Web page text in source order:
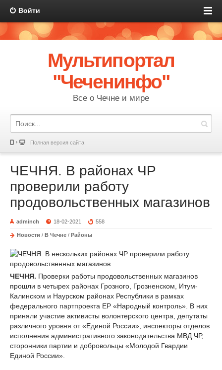
Войти
Мультипортал
"Чеченинфо"
Все о Чечне и мире
Полная версия сайта
ЧЕЧНЯ. В районах ЧР
проверили работу
продовольственных магазинов
adminch 18-02-2021 558
Новости / В Чечне / Районы
ЧЕЧНЯ. Проверки работы продовольственных магазинов
прошли в четырех районах Грозного, Грозненском, Итум-
Калинском и Наурском районах Республики в рамках
федерального партпроекта ЕР «Народный контроль». В них
приняли участие активисты волонтерского центра, депутаты
различного уровня от «Единой России», инспекторы отделов
исполнения административного законодательства МВД ЧР,
сторонники партии и добровольцы «Молодой Гвардии
Единой России».